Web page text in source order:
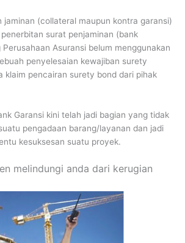
jaminan (collateral maupun kontra garansi)
surat penjaminan (bank
Asuransi belum menggunakan
penyelesaian kewajiban surety
klaim pencairan surety bond dari pihak
Garansi kini telah jadi bagian yang tidak
pengadaan barang/layanan dan jadi
kesuksesan suatu proyek.
melindungi anda dari kerugian